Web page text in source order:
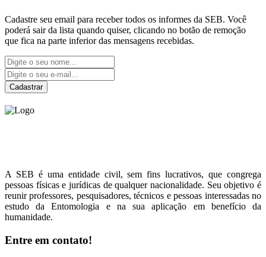
Cadastre seu email para receber todos os informes da SEB. Você
poderá sair da lista quando quiser, clicando no botão de remoção
que fica na parte inferior das mensagens recebidas.
Cadastrar
A SEB é uma entidade civil, sem fins lucrativos, que congrega
pessoas físicas e jurídicas de qualquer nacionalidade. Seu objetivo é
reunir professores, pesquisadores, técnicos e pessoas interessadas no
estudo da Entomologia e na sua aplicação em benefício da
humanidade.
Entre em contato!